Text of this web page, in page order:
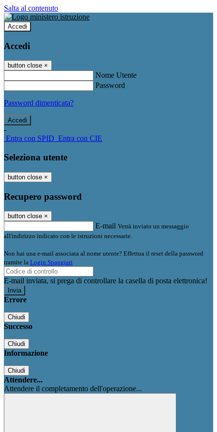
Salta al contenuto
Accedi
Accedi
button close ×
Nome Utente
Password
Password dimenticata?
-
Entra con SPID Entra con CIE
Seleziona utente
button close ×
Recupero password
button close ×
E-mail Verrà inviato un messaggio
all'indirizzo indicato con le istruzioni necessarie.
Non hai una e-mail associata al nome utente? Effettua il reset della password
tramite la Login Spaggiari
E-mail inviata, si prega di controllare la casella di posta elettronica!
Errore
Chiudi
Successo
Chiudi
Informazione
Chiudi
Attendere...
Attendere il completamento dell'operazione...